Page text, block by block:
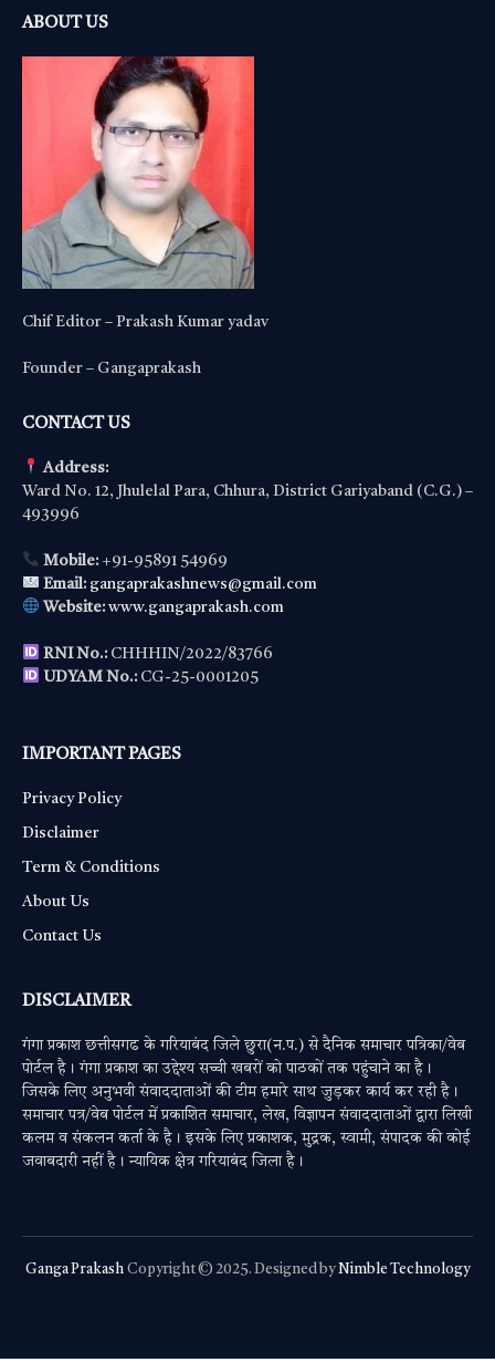
ABOUT US
Chif Editor – Prakash Kumar yadav
Founder – Gangaprakash
CONTACT US
Address:
Ward No. 12, Jhulelal Para, Chhura, District Gariyaband (C.G.) –
493996
Mobile:+91-95891 54969
Email: gangaprakashnews@gmail.com
Website: www.gangaprakash.com
RNI No.:CHHHIN/2022/83766
UDYAM No.:CG-25-0001205
IMPORTANT PAGES
Privacy Policy
Disclaimer
Term & Conditions
About Us
Contact Us
DISCLAIMER
गंगा प्रकाश छत्तीसगढ के गरियाबंद जिले छुरा(न.प.) से दैनिक समाचार पत्रिका/वेब
पोर्टल है। गंगा प्रकाश का उद्देश्य सच्ची खबरों को पाठकों तक पहुंचाने का है।
जिसके लिए अनुभवी संवाददाताओं की टीम हमारे साथ जुड़कर कार्य कर रही है।
समाचार पत्र/वेब पोर्टल में प्रकाशित समाचार, लेख, विज्ञापन संवाददाताओं द्वारा लिखी
कलम व संकलन कर्ता के है। इसके लिए प्रकाशक, मुद्रक, स्वामी, संपादक की कोई
जवाबदारी नहीं है। न्यायिक क्षेत्र गरियाबंद जिला है।
Ganga Prakash Copyright © 2025. Designed byNimble Technology